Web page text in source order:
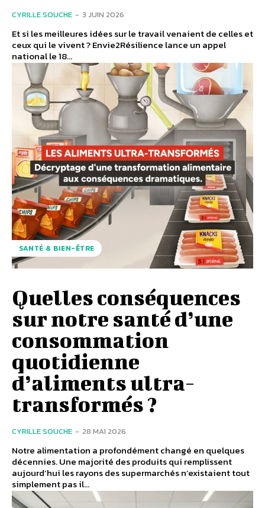
CYRILLE SOUCHE - 3 JUIN 2026
Et si les meilleures idées sur le travail venaient de celles et
ceux qui le vivent ? Envie2Résilience lance un appel
national le 18...
SANTÉ & BIEN-ÊTRE
Quelles conséquences
sur notre santé d’une
consommation
quotidienne
d’aliments ultra-
transformés ?
CYRILLE SOUCHE - 28 MAI 2026
Notre alimentation a profondément changé en quelques
décennies. Une majorité des produits qui remplissent
aujourd’hui les rayons des supermarchés n’existaient tout
simplement pas il...